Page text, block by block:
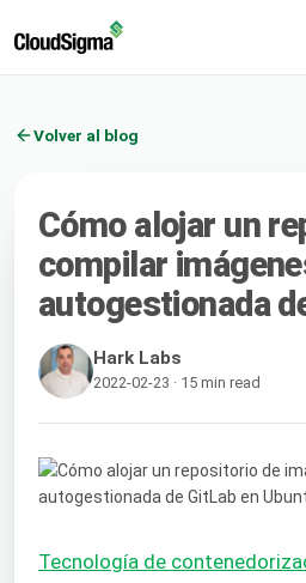
Volver al blog
Cómo alojar un
compilar
autogestionada
Hark Labs
2022-02-23 · 15 min read
Tecnología de